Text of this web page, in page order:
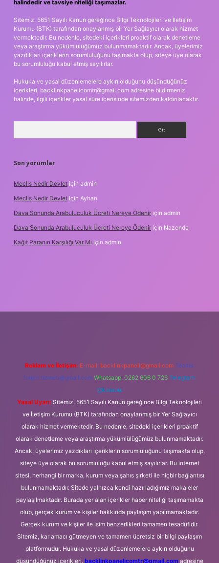
halindedir ve tavsiye niteliği taşımazlar.
Sitemiz, 5651 Sayılı Kanun gereğince Bilgi Teknolojileri ve İletişim
Kurumu (BTK) tarafından onaylanmış bir Yer Sağlayıcı olarak hizmet
vermektedir. Bu nedenle, sitedeki içerikleri proaktif olarak denetleme
veya araştırma yükümlülüğümüz bulunmamaktadır. Ancak, üyelerimiz
yazdıkları içeriklerin sorumluluğunu taşımakta olup, siteye üye olarak
bu sorumluluğu kabul etmiş sayılırlar.
Hukuka ve yasal düzenlemelere aykırı olduğunu düşündüğünüz
içerikleri, backlinkpanelicomtr@gmail.com adresine bildirmeniz
halinde, ilgili içerikler yasal süre içerisinde sitemizden kaldırılacaktır.
Son yorumlar
Meclis Nedir Devlet için admin
Meclis Nedir Devlet için Ayhan
Dava Sonunda Arabuluculuk Ücreti Nereye Ödenir için admin
Dava Sonunda Arabuluculuk Ücreti Nereye Ödenir için Nazende
Kağıt Paranın Karşılığı Var Mı için admin
Reklam ve İletişim: E-mail: backlinkpaneli@gmail.com Teams:
forumhizmeti@gmail.com Whatsapp: 0262 606 0 726 Telegram:
@karabul
Yasal Uyarı: Sitemiz, 5651 Sayılı Kanun gereğince Bilgi Teknolojileri
ve İletişim Kurumu (BTK) tarafından onaylanmış bir Yer Sağlayıcı
olarak hizmet vermektedir. Bu nedenle, sitedeki içerikleri proaktif
olarak denetleme veya araştırma yükümlülüğümüz bulunmamaktadır.
Ancak, üyelerimiz yazdıkları içeriklerin sorumluluğunu taşımakta olup,
siteye üye olarak bu sorumluluğu kabul etmiş sayılırlar. Bu internet
sitesi, herhangi bir marka, kurum veya şahıs şirketi ile hiçbir bağlantısı
bulunmamaktadır. Sitede yalnızca kendi hazırladığımız makaleler
paylaşılmaktadır. Burada yer alan içerikler haber niteliği taşımamakta
olup, gerçek kurum ve kişiler hakkında paylaşım yapılmamaktadır.
Gerçek kurum ve kişiler ile isim benzerlikleri tamamen tesadüfidir.
Sitemiz, kar amacı gütmeyen ve tamamen ücretsiz bir bilgi paylaşım
platformudur. Hukuka ve yasal düzenlemelere aykırı olduğunu
düşündüğünüz içerikleri, backlinkpanelicomtr@gmail.comadresine